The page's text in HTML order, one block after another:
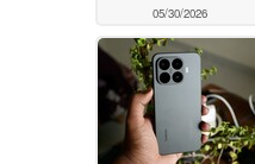
05/30/2026